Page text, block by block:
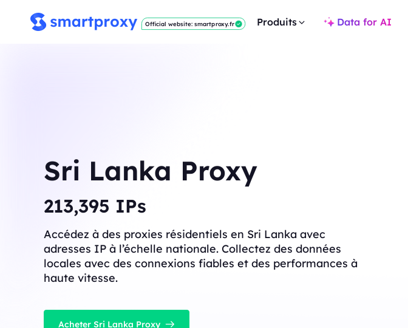
Official website: smartproxy.fr Produits Data for AI
Sri Lanka Proxy
214,283 IPs
Accédez à des proxies résidentiels en Sri Lanka avec
adresses IP à l’échelle nationale. Collectez des données
locales avec des connexions fiables et des performances à
haute vitesse.
Acheter Sri Lanka Proxy